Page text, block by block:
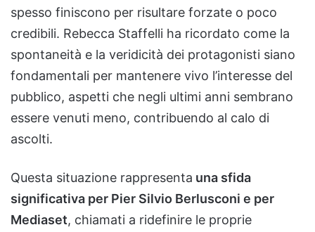
spesso finiscono per risultare forzate o poco
credibili. Rebecca Staffelli ha ricordato come la
spontaneità e la veridicità dei protagonisti siano
fondamentali per mantenere vivo l’interesse del
pubblico, aspetti che negli ultimi anni sembrano
essere venuti meno, contribuendo al calo di
ascolti.
Questa situazione rappresenta una sfida
significativa per Pier Silvio Berlusconi e per
Mediaset, chiamati a ridefinire le proprie